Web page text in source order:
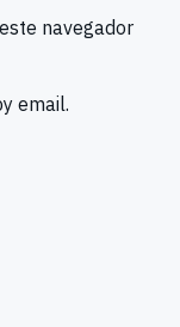
navegador
email.